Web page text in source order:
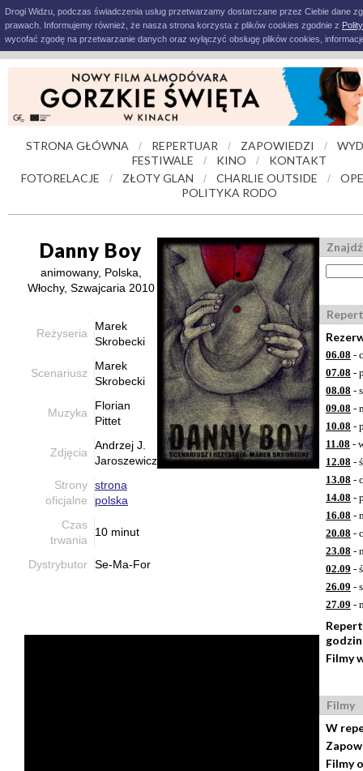
Drogi Widzu, podczas świadczenia usług przetwarzamy dostarczane przez Ciebie dane
prawach. Informujemy również, że nasza strona korzysta z plików cookies zgodnie z
wycofać zgodę na przetwarzanie danych oraz wyłączyć obsługę plików cookies,
STRONA GŁÓWNA / REPERTUAR / ZAPOWIEDZI /
FESTIWALE
/ KINO /
KONTAKT
FOTORELACJE
/ ZŁOTY GLAN / CHARLIE OUTSIDE /
POLITYKA RODO
Danny Boy
animowany, Polska,
Włochy, Szwajcaria 2010
Reżyseria
Marek
Skrobecki
Scenariusz
Marek
Skrobecki
Muzyka
Florian
Pittet
Zdjęcia
Andrzej J.
Jaroszewicz
Strony
oficjalne
strona
polska
Czas
trwania
10 minut
Dystrybutor Se-Ma-For
06.08 -
07.08 -
08.08 -
09.08 -
10.08 -
11.08 -
12.08 -
13.08 -
14.08 -
16.08 -
20.08 -
23.08 -
02.09 -
26.09 -
27.09 -
Filmy
Filmy
W
Filmy